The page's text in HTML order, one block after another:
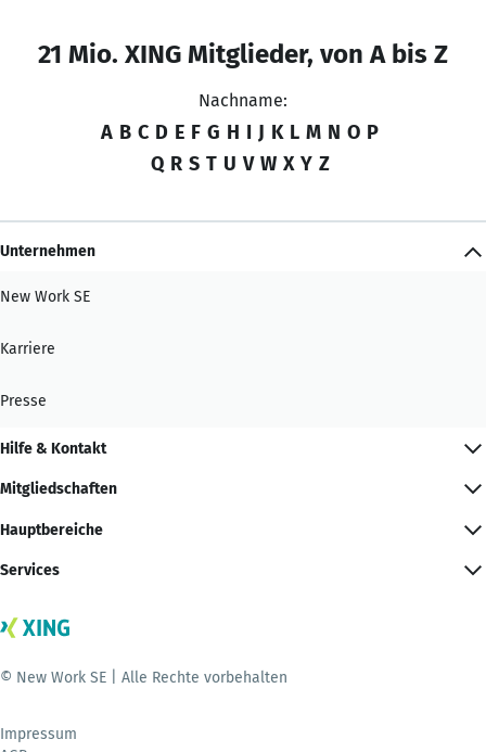
21 Mio. XING Mitglieder, von A bis Z
Nachname:
A B C D E F G H I J K L M N O P
Q R S T U V W X Y Z
Unternehmen
New Work SE
Karriere
Presse
Hilfe & Kontakt
Mitgliedschaften
Hauptbereiche
Services
© New Work SE | Alle Rechte vorbehalten
Impressum